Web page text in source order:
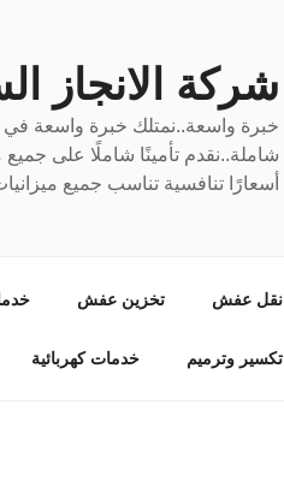
شركة الانجاز
خبرة واسعة..نمتلك خبرة واسعة في
شاملة..نقدم تأمينًا شاملًا على
أسعارًا تنافسية تناسب جميع
نقل عفش تخزين عفش
تكسير وترميم خدمات كهربائية